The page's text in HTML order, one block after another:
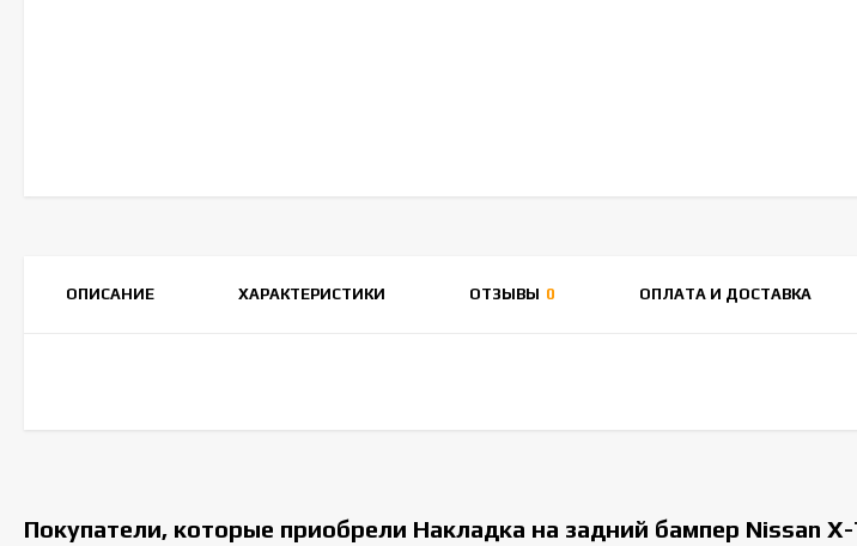
ОПИСАНИЕ ХАРАКТЕРИСТИКИ ОТЗЫВЫ 0 ОПЛАТА И ДОСТАВКА
Покупатели, которые приобрели Накладка на задний бампер Nissan